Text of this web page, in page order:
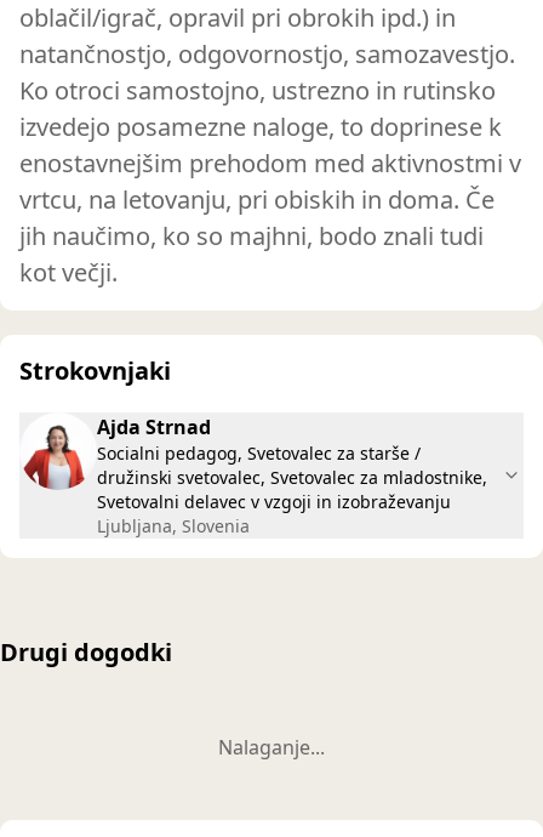
oblačil/igrač, opravil pri obrokih ipd.) in
natančnostjo, odgovornostjo, samozavestjo.
Ko otroci samostojno, ustrezno in rutinsko
izvedejo posamezne naloge, to doprinese k
enostavnejšim prehodom med aktivnostmi v
vrtcu, na letovanju, pri obiskih in doma. Če
jih naučimo, ko so majhni, bodo znali tudi
kot večji.
Strokovnjaki
Ajda Strnad
Socialni pedagog, Svetovalec za starše /
družinski svetovalec, Svetovalec za mladostnike,
Svetovalni delavec v vzgoji in izobraževanju
Ljubljana, Slovenia
Drugi dogodki
Nalaganje...